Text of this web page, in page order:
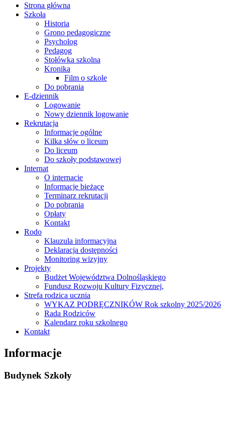
Strona główna
Szkoła
Historia
Grono pedagogiczne
Psycholog
Pedagog
Stołówka szkolna
Kronika
Film o szkole
Do pobrania
E-dziennik
Logowanie
Nowy dziennik logowanie
Rekrutacja
Informacje ogólne
Kilka słów o liceum
Do liceum
Do szkoły podstawowej
Internat
O internacie
Informacje bieżące
Terminarz rekrutacji
Do pobrania
Opłaty
Kontakt
Rodo
Klauzula informacyjna
Deklaracja dostępności
Monitoring wizyjny
Projekty
Budżet Województwa Dolnośląskiego
Fundusz Rozwoju Kultury Fizycznej,
Strefa rodzica ucznia
WYKAZ PODRĘCZNIKÓW Rok szkolny 2025/2026
Rada Rodziców
Kalendarz roku szkolnego
Kontakt
Informacje
Budynek Szkoły